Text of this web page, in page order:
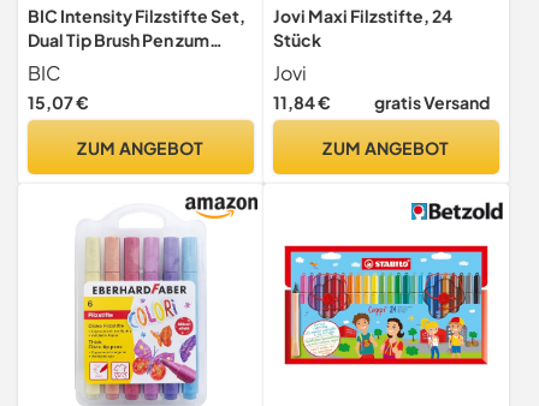
BIC Intensity Filzstifte Set,
Dual Tip Brush Pen zum
Malen in 12 verschiedenen
Farben, mit Pinsel & feiner
Spitze
BIC
15,07 €
ZUM ANGEBOT
Jovi Maxi Filzstifte, 24
Stück
Jovi
11,84 € gratis Versand
ZUM ANGEBOT